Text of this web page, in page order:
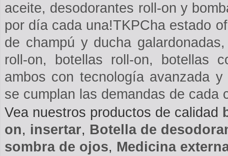
aceite, desodorantes roll-on y
por día cada una!TKPCha estado
de champú y ducha
roll-on, botellas roll-on, botellas
ambos con tecnología avanzada
se cumplan las demandas de cada
Vea nuestros productos de calidad
on, insertar, Botella de
sombra de ojos, Medicina